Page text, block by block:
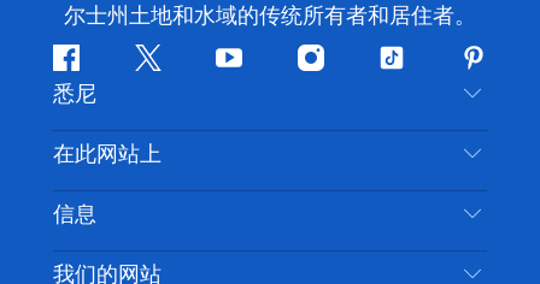
尔士州土地和水域的传统所有者和居住者。
Facebook叽
喳
喳
YouTubeInstagram
抖
悉尼
联系我们
免责声明
隐私
Cookie 通知
在此网站上
目的地
推荐活动
信息
旅行信息
我们的网站